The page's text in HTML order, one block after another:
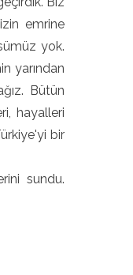
emrine
yok.
yarından
Bütün
hayalleri
bir
sundu.